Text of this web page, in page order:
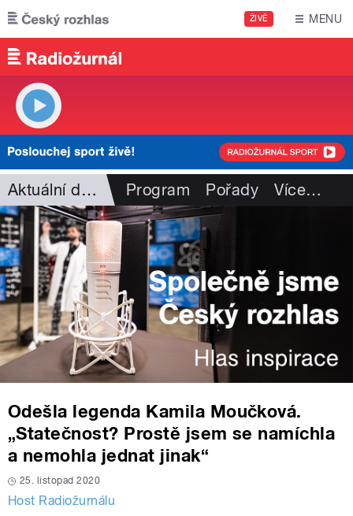
Přejít k hlavnímu obsahu
ŽIVĚ MENU
Aktuální dění Program Pořady Více…
Odešla legenda Kamila Moučková.
„Statečnost? Prostě jsem se namíchla
a nemohla jednat jinak“
25. listopad 2020
Host Radiožurnálu